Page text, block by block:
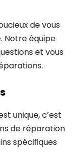
de vous
Notre équipe
et vous
unique, c’est
de réparation
spécifiques